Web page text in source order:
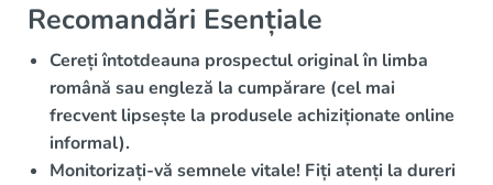
Recomandări Esențiale
Cereți întotdeauna prospectul originalîn limba
română sau engleză la cumpărare (cel mai
frecvent lipsește la produsele achiziționate online
informal).
Monitorizați-vă semnele vitale! Fiți atenți la dureri